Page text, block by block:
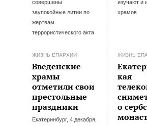
совершены
заупокойные литии по
жертвам
террористического акта
изучают и
храмов
ЖИЗНЬ ЕПАРХИИ
Введенские
храмы
отметили свои
престольные
праздники
Екатеринбург, 4 декабря,
ЖИЗНЬ
кая
о